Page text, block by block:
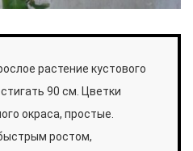
растение кустового
90 см. Цветки
окраса, простые.
ростом,